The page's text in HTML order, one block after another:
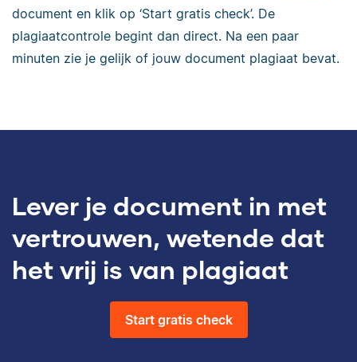
document en klik op ‘Start gratis check’. De
plagiaatcontrole begint dan direct. Na een paar
minuten zie je gelijk of jouw document plagiaat bevat.
Lever je document in met
vertrouwen, wetende dat
het vrij is van plagiaat
Start gratis check